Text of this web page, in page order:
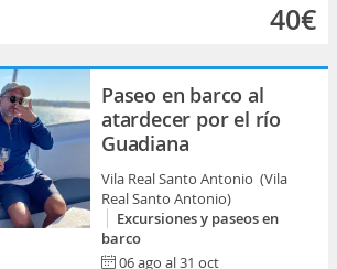
40€
Paseo en barco al
atardecer por el río
Guadiana
Vila Real Santo Antonio (Vila
Real Santo Antonio)
Excursiones y paseos en
barco
06 ago al 31 oct